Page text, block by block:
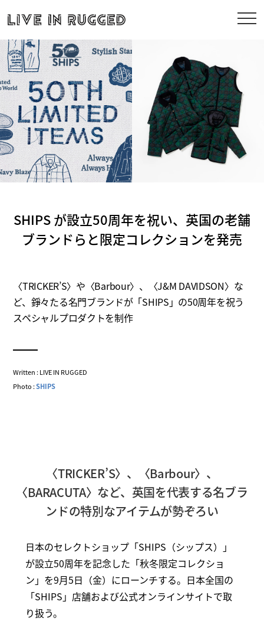
SHIPS が設立50周年を祝い、英国の老舗
ブランドらと限定コレクションを発売
〈TRICKER’S〉や〈Barbour〉、〈J&M DAVIDSON〉な
ど、錚々たる名門ブランドが「SHIPS」の50周年を祝う
スペシャルプロダクトを制作
Written : LIVE IN RUGGED
Photo :SHIPS
〈TRICKER’S〉、〈Barbour〉、
〈BARACUTA〉など、英国を代表する名ブラ
ンドの特別なアイテムが勢ぞろい
日本のセレクトショップ「SHIPS（シップス）」
が設立50周年を記念した「秋冬限定コレクショ
ン」を9月5日（金）にローンチする。日本全国の
「SHIPS」店舗および公式オンラインサイトで取
り扱う。